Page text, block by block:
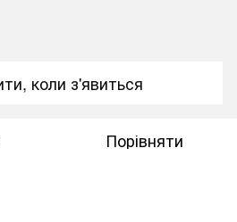
коли з'явиться
Порівняти